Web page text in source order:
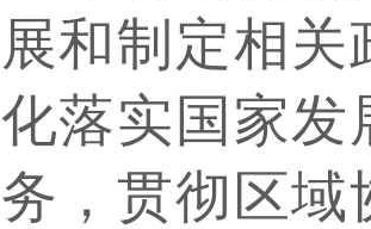
和制定相
落实国家
，贯彻区